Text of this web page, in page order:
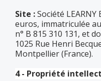
Site :Société LEARNY
euros, immatriculée
n° B 815 310 131, et
1025 Rue Henri
Montpellier (France).
4 - Propriété